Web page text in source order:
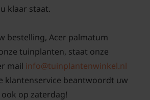
mooie afhangende structuur van
'Garnet' verstoord wordt. In het
gesnoeid worden, omdat de
kan gaan bloeden. Vormsnoei
dode takken kan wel in de
klaar staat.
bestelling, Acer palmatum
tuinplanten, staat onze
mail info@tuinplantenwinkel.nl
klantenservice beantwoordt uw
op zaterdag!